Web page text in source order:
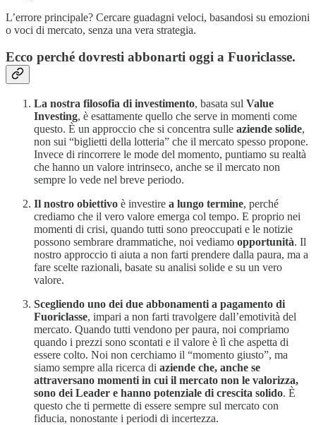
L’errore principale? Cercare guadagni veloci, basandosi su emozioni
o voci di mercato, senza una vera strategia.
Ecco perché dovresti abbonarti oggi a Fuoriclasse.
La nostra filosofia di investimento, basata sul Value
Investing, è esattamente quello che serve in momenti come
questo. È un approccio che si concentra sulle aziende solide,
non sui “biglietti della lotteria” che il mercato spesso propone.
Invece di rincorrere le mode del momento, puntiamo su realtà
che hanno un valore intrinseco, anche se il mercato non
sempre lo vede nel breve periodo.
Il nostro obiettivo è investire a lungo termine, perché
crediamo che il vero valore emerga col tempo. E proprio nei
momenti di crisi, quando tutti sono preoccupati e le notizie
possono sembrare drammatiche, noi vediamo opportunità. Il
nostro approccio ti aiuta a non farti prendere dalla paura, ma a
fare scelte razionali, basate su analisi solide e su un vero
valore.
Scegliendo uno dei due abbonamenti a pagamento di
Fuoriclasse, impari a non farti travolgere dall’emotività del
mercato. Quando tutti vendono per paura, noi compriamo
quando i prezzi sono scontati e il valore è lì che aspetta di
essere colto. Noi non cerchiamo il “momento giusto”, ma
siamo sempre alla ricerca di aziende che, anche se
attraversano momenti in cui il mercato non le valorizza,
sono dei Leader e hanno potenziale di crescita solido. È
questo che ti permette di essere sempre sul mercato con
fiducia, nonostante i periodi di incertezza.